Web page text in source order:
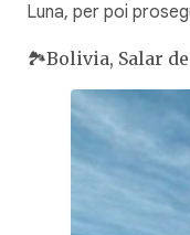
Luna, per poi
🏞️Bolivia, Salar de